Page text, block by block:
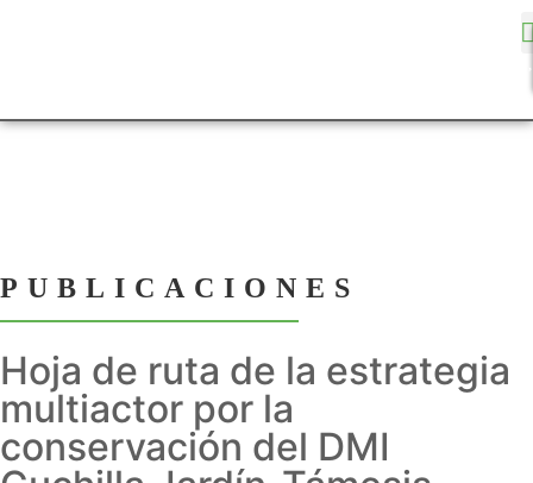
PUBLICACIONES
Hoja de ruta de la estrategia
multiactor por la
conservación del DMI